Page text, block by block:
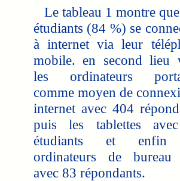
Le tableau 1 montre
étudiants (84 %) se
à internet via leur
mobile. en second lieu
les ordinateurs
comme moyen de
internet avec 404
puis les tablettes
étudiants et enfin
ordinateurs de
avec 83 répondants.